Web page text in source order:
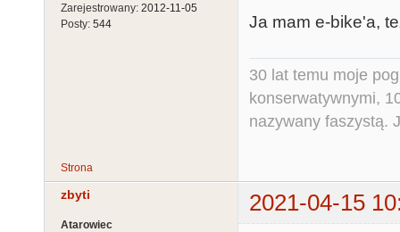
Zarejestrowany: 2012-11-05
Posty: 544 Ja mam e-bike'a,
30 lat temu moje
konserwatywnymi,
nazywany faszystą.
Strona
zbyti 2021-04-15
Atarowiec